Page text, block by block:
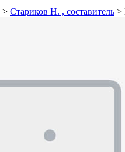
> Стариков Н. , составитель >